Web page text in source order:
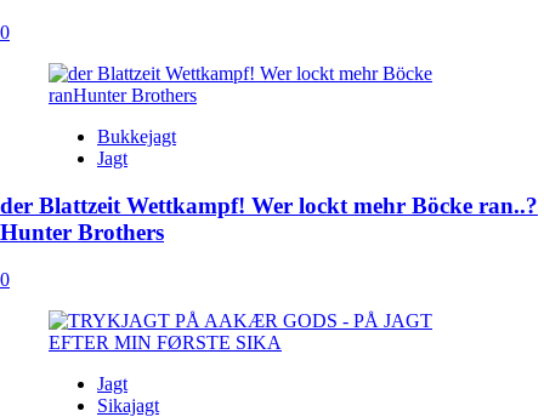
0
Bukkejagt
Jagt
der Blattzeit Wettkampf! Wer lockt mehr Böcke ran..?
Hunter Brothers
0
Jagt
Sikajagt